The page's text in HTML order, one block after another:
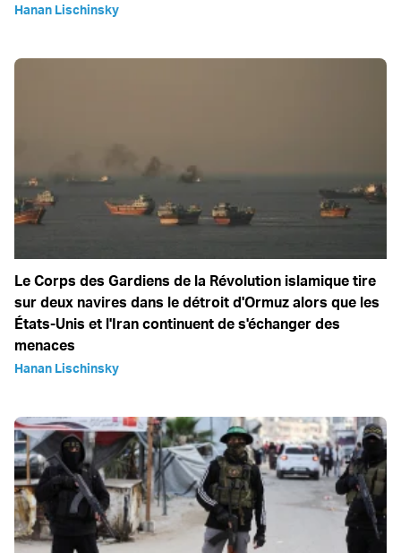
Hanan Lischinsky
Le Corps des Gardiens de la Révolution islamique tire
sur deux navires dans le détroit d'Ormuz alors que les
États-Unis et l'Iran continuent de s'échanger des
menaces
Hanan Lischinsky